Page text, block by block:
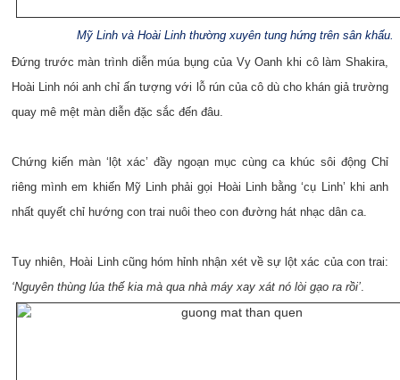
Mỹ Linh và Hoài Linh thường xuyên tung hứng trên sân khấu.
Đứng trước màn trình diễn múa bụng của Vy Oanh khi cô làm Shakira,
Hoài Linh nói anh chỉ ấn tượng với lỗ rún của cô dù cho khán giả trường
quay mê mệt màn diễn đặc sắc đến đâu.
Chứng kiến màn ‘lột xác’ đầy ngoạn mục cùng ca khúc sôi động Chỉ
riêng mình em khiến Mỹ Linh phải gọi Hoài Linh bằng ‘cụ Linh’ khi anh
nhất quyết chỉ hướng con trai nuôi theo con đường hát nhạc dân ca.
Tuy nhiên, Hoài Linh cũng hóm hỉnh nhận xét về sự lột xác của con trai:
‘Nguyên thùng lúa thế kia mà qua nhà máy xay xát nó lòi gạo ra rồi’.